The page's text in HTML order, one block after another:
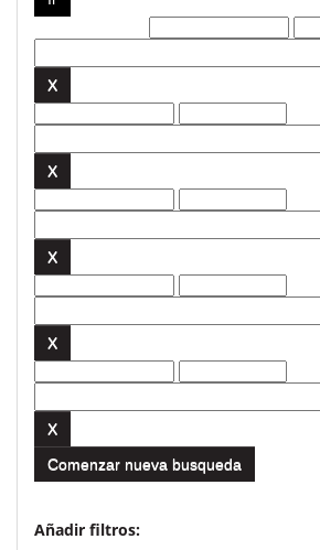
Comenzar nueva busqueda
Añadir filtros: